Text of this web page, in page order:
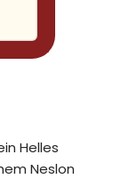
Helles
Neslon